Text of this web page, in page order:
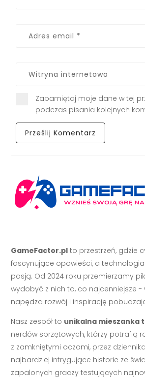
Zapamiętaj moje dane w tej
podczas pisania kolejnych
GameFactor.pl to przestrzeń, gdzie
fascynujące opowieści, a
pasją. Od 2024 roku przemierzamy
wydobyć z nich to, co najcenniejsze -
napędza rozwój i inspirację
Nasz zespół to unikalna mieszanka
nerdów sprzętowych, którzy potrafią
z zamkniętymi oczami, przez
najbardziej intrygujące historie ze
zapalonych graczy testujących